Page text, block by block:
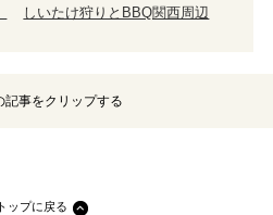
しいたけ狩りとBBQ関西周辺
記事をクリップする
ップに戻る